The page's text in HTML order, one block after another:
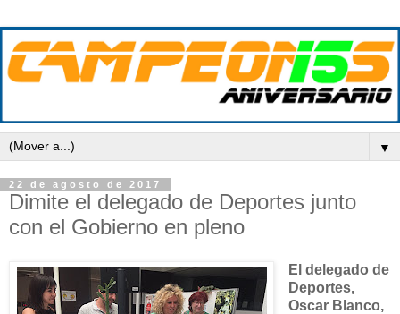
▼
22 de agosto de 2017
Dimite el delegado de Deportes junto
con el Gobierno en pleno
El delegado de
Deportes,
Oscar Blanco,